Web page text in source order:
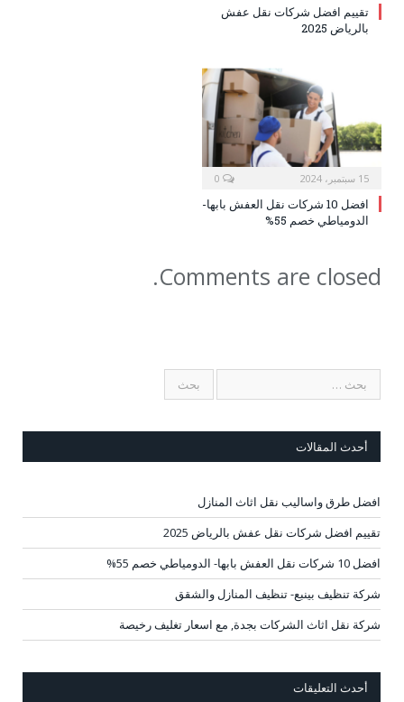
تقييم افضل شركات نقل عفش
بالرياض 2025
15 سبتمبر، 2024
افضل 10 شركات نقل العفش بابها-
الدومياطي خصم 55%
Comments are closed.
أحدث المقالات
افضل طرق واساليب نقل اثاث المنازل
تقييم افضل شركات نقل عفش بالرياض 2025
افضل 10 شركات نقل العفش بابها- الدومياطي خصم 55%
شركة تنظيف بينبع- تنظيف المنازل والشقق
شركة نقل اثاث الشركات بجدة, مع اسعار تغليف رخيصة
أحدث التعليقات